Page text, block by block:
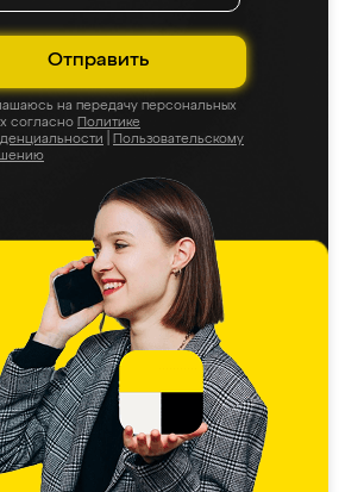
Отправить
на передачу персональных
согласно Политике
Пользовательскому